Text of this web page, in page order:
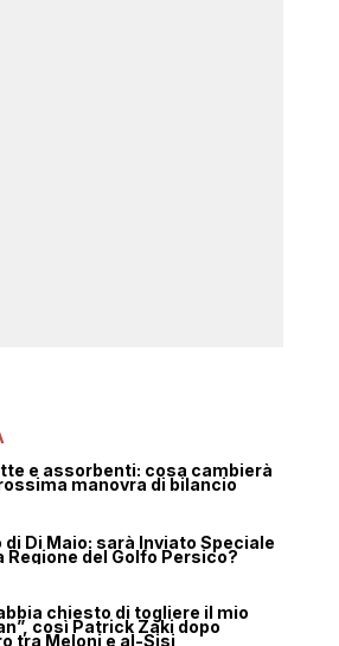
e assorbenti: cosa cambierà
manovra di bilancio
di Di Maio: sarà Inviato Speciale
Regione del Golfo Persico?
chiesto di togliere il mio
così Patrick Zaki dopo
tra Meloni e al-Sisi